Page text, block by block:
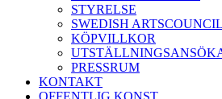
STYRELSE
SWEDISH ARTSCOUNCIL
KÖPVILLKOR
PRESSRUM
KONTAKT
OFFENTLIG KONST